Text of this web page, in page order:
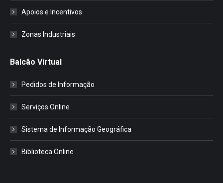
Apoios e Incentivos
Zonas Industriais
Balcão Virtual
Pedidos de Informação
Serviços Online
Sistema de Informação Geográfica
Biblioteca Online